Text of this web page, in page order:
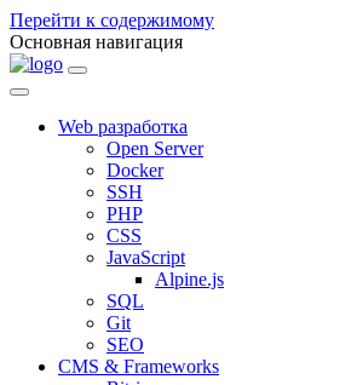
Перейти к содержимому
Основная навигация
Web разработка
Open Server
Docker
SSH
PHP
CSS
JavaScript
Alpine.js
SQL
Git
SEO
CMS & Frameworks